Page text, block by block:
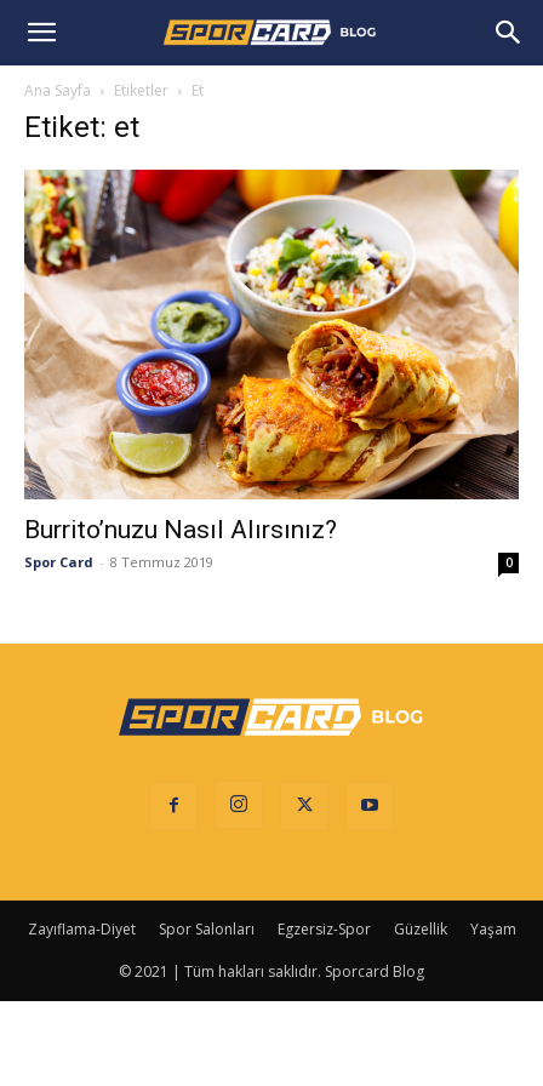
Ana Sayfa Etiketler Et
Etiket: et
Burrito’nuzu Nasıl Alırsınız?
Spor Card - 8 Temmuz 2019 0
Zayıflama-Diyet Spor Salonları Egzersiz-Spor Güzellik Yaşam
© 2021 | Tüm hakları saklıdır. Sporcard Blog